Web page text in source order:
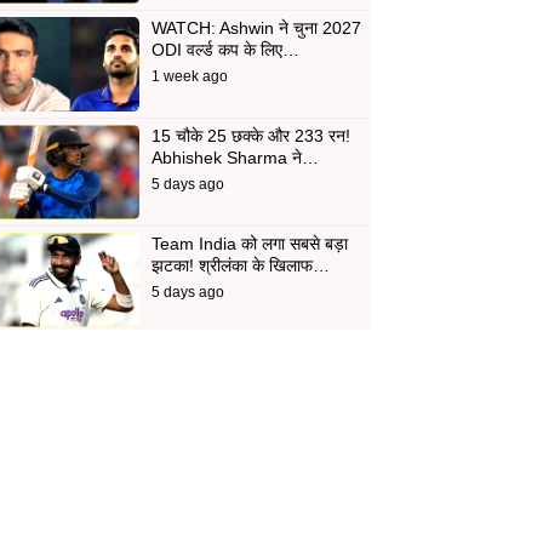
WATCH: Ashwin ने चुना 2027
ODI वर्ल्ड कप के लिए…
1 week ago
15 चौके 25 छक्के और 233 रन!
Abhishek Sharma ने…
5 days ago
Team India को लगा सबसे बड़ा
झटका! श्रीलंका के खिलाफ…
5 days ago